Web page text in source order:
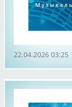
22.04.2026 03:25